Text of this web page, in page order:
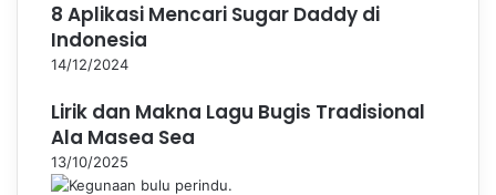
8 Aplikasi Mencari Sugar Daddy di
Indonesia
14/12/2024
Lirik dan Makna Lagu Bugis Tradisional
Ala Masea Sea
13/10/2025